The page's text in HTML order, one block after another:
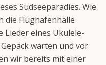
Südseeparadies. Wie
die Flughafenhalle
Lieder eines Ukulele-
warten und vor
wir bereits mit einer